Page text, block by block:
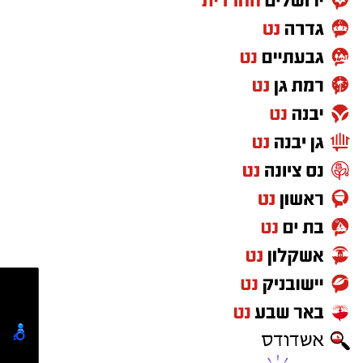
במקביל, המדינה מקדמת מערכת טכנולוגית
חדשה שתאפשר לנהגים לצלם את שלט החנייה
ולקבל באופן מיידי מידע על תנאי החנייה, שעות
התשלום ואף קישור ישיר להפעלת החנייה
באפליקציה.
חשוב לציין:בשלב זה לא התקבלה החלטה על
ביטול ההטבה באשדוד, אולם לפי המתווה
שפורסם, העיר עשויה להידרש בעתיד להתאים את
הסדרי החנייה לכללים החדשים.
מעוניינים להגיב? לדווח ? צרו איתנו קשר במייל -
ASHDODS@ISNET.CO.IL